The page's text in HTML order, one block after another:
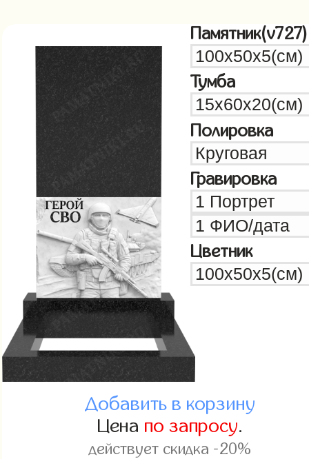
Памятник(v727)
Тумба
Полировка
Гравировка
Цветник
Добавить в корзину
Цена по запросу.
действует скидка -20%